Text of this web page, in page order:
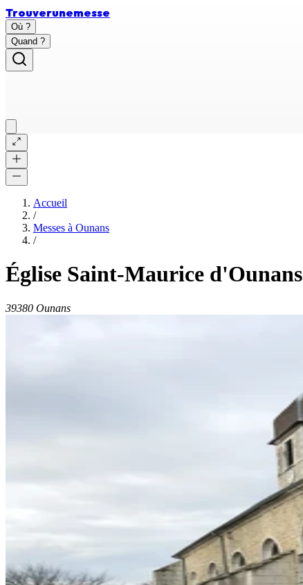
Trouverunemesse
Où ?
Quand ?
Accueil
/
Messes à Ounans
/
Église Saint-Maurice d'Ounans
39380 Ounans